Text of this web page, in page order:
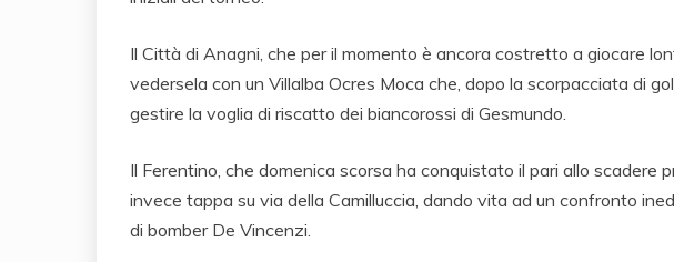
Il Città di Anagni, che per il momento è ancora costretto a giocare
vedersela con un Villalba Ocres Moca che, dopo la scorpacciata di
gestire la voglia di riscatto dei biancorossi di Gesmundo.
Il Ferentino, che domenica scorsa ha conquistato il pari allo scadere
invece tappa su via della Camilluccia, dando vita ad un confronto
di bomber De Vincenzi.